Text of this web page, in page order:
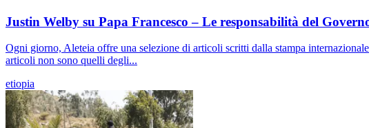
Justin Welby su Papa Francesco – Le responsabilità del
Ogni giorno, Aleteia offre una selezione di articoli scritti dalla stampa
articoli non sono quelli degli...
etiopia